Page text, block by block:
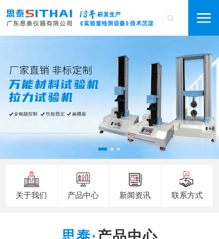
关于我们 产品中心 新闻资讯 联系方式